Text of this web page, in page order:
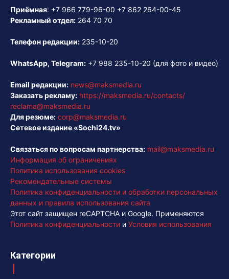
Приёмная: +7 966 779-96-00 +7 862 264-00-45
Рекламный отдел: 264 70 70
Телефон редакции: 235-10-20
WhatsApp, Telegram: +7 988 235-10-20 (для фото и видео)
Email редакции: news@maksmedia.ru
Заказать рекламу: https://maksmedia.ru/contacts/
reclama@maksmedia.ru
Для резюме: corp@maksmedia.ru
Сетевое издание «Sochi24.tv»
Связаться по вопросам партнерства: mail@maksmedia.ru
Информация об ограничениях
Политика использования cookies
Рекомендательные системы
Политика конфиденциальности и обработки персональных
данных и правила использования сайта
Этот сайт защищен reCAPTCHA и Google. Применяются
Политика конфиденциальности и Условия использования
Категории